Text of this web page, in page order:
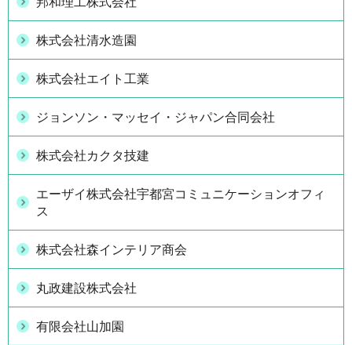
株式会社清水造園
株式会社エイト工業
ジョンソン・マッセイ・ジャパン合同会社
株式会社カクタ技建
エーザイ株式会社宇都宮コミュニケーションオフィ
ス
株式会社森インテリア商会
丸政建設株式会社
有限会社山加園